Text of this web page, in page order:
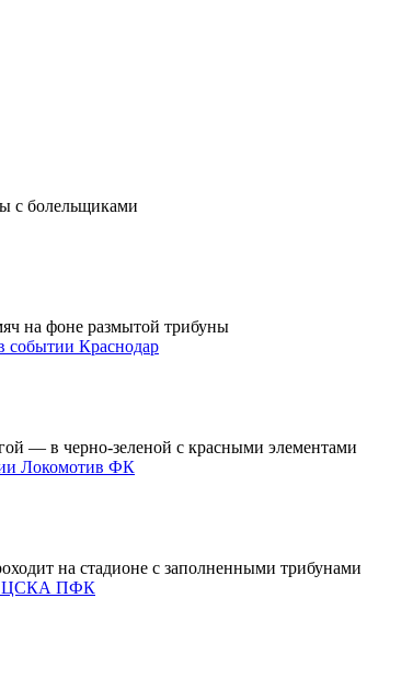
Краснодар
Локомотив ФК
ЦСКА ПФК